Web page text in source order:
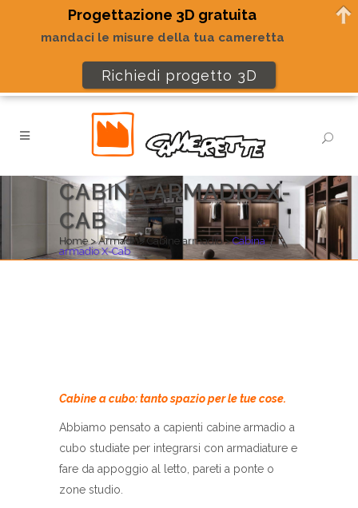
CABINA ARMADIO X-
CAB
Home>Armadi >Cabine armadio>Cabina
armadio X-Cab
Cabine a cubo: tanto spazio per le tue cose.
Abbiamo pensato a capienti cabine armadio a
cubo studiate per integrarsi con armadiature e
fare da appoggio al letto, pareti a ponte o
zone studio.
Progettazione 3D gratuita
mandaci le misure della tua cameretta
Richiedi progetto 3D